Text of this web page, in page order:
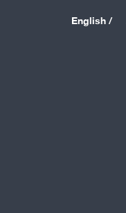
/ English